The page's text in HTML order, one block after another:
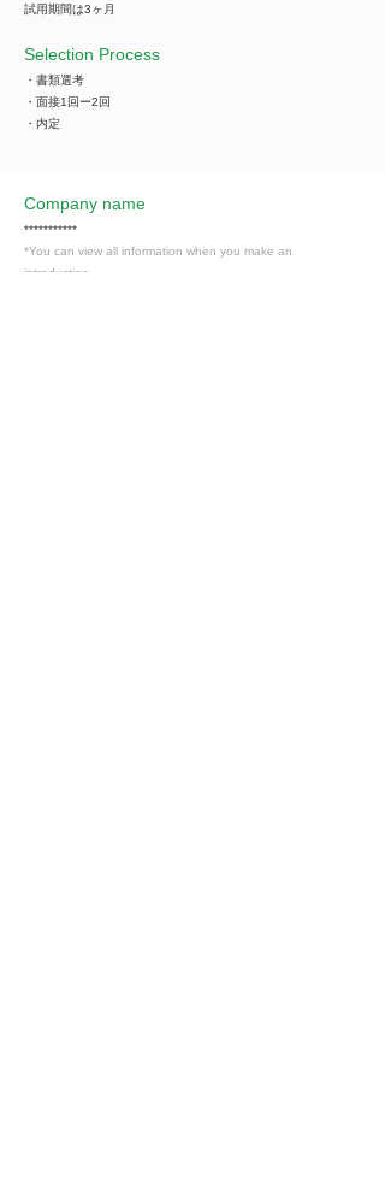
試用期間は3ヶ月
Selection Process
・書類選考
・面接1回ー2回
・内定
Company name
***********
*You can view all information when you make an
introduction.